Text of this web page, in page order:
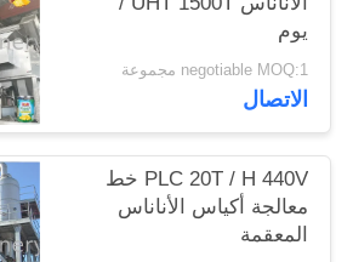
سياسة
الخصوصية
يوم
negotiable MOQ:1 مجموعة
الاتصال
PLC 20T / H 440V خط
معالجة أكياس الأناناس
المعقمة